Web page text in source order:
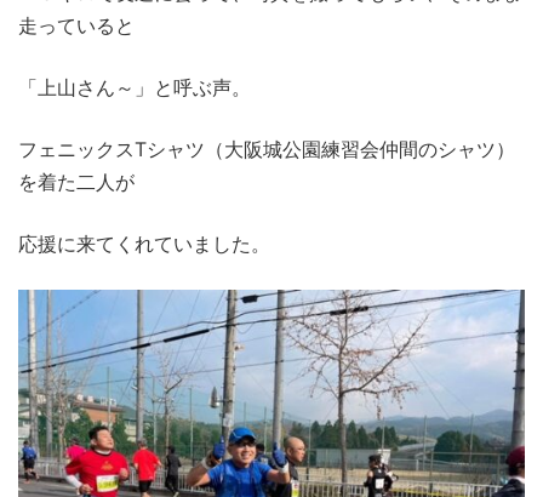
走っていると
「上山さん～」と呼ぶ声。
フェニックスTシャツ（大阪城公園練習会仲間のシャツ）
を着た二人が
応援に来てくれていました。